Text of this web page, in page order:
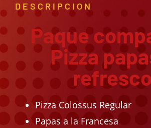
DESCRIPCION
Paque
Pizza
refresco
Pizza Colossus Regular
Papas a la Francesa